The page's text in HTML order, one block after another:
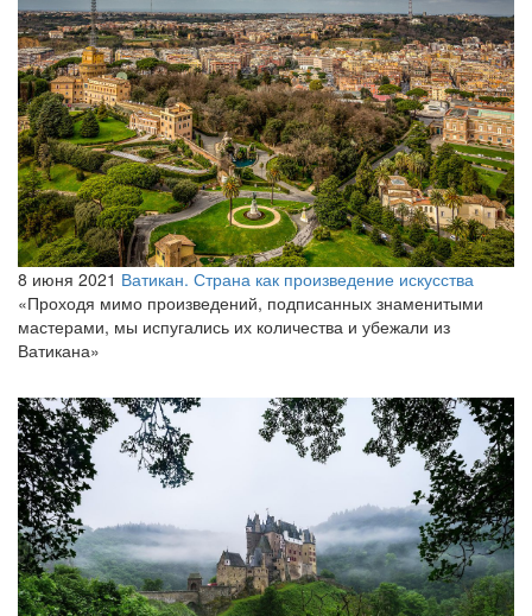
8 июня 2021 Ватикан. Страна как произведение искусства
«Проходя мимо произведений, подписанных знаменитыми
мастерами, мы испугались их количества и убежали из
Ватикана»